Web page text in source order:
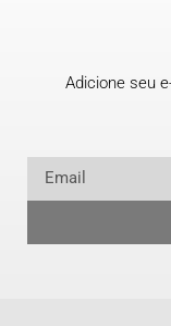
Adicione seu